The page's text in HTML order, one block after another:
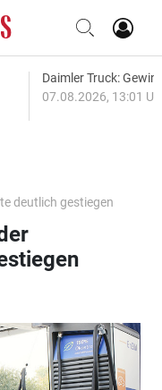
Daimler Truck:
07.08.2026, 13:01
deutlich gestiegen